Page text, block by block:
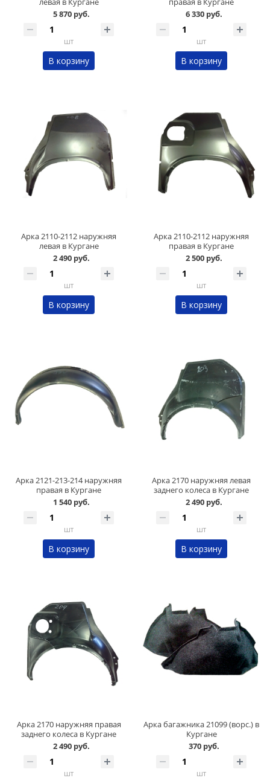
5 870 руб.
шт
В корзину
6 330 руб.
шт
В корзину
Арка 2110-2112 наружняя
левая в Кургане
2 490 руб.
шт
В корзину
Арка 2110-2112 наружняя
правая в Кургане
2 500 руб.
шт
В корзину
Арка 2121-213-214 наружняя
правая в Кургане
1 540 руб.
шт
В корзину
Арка 2170 наружняя левая
заднего колеса в Кургане
2 490 руб.
шт
В корзину
Арка 2170 наружняя правая
заднего колеса в Кургане
2 490 руб.
шт
Арка багажника 21099 (ворс.) в
Кургане
370 руб.
шт